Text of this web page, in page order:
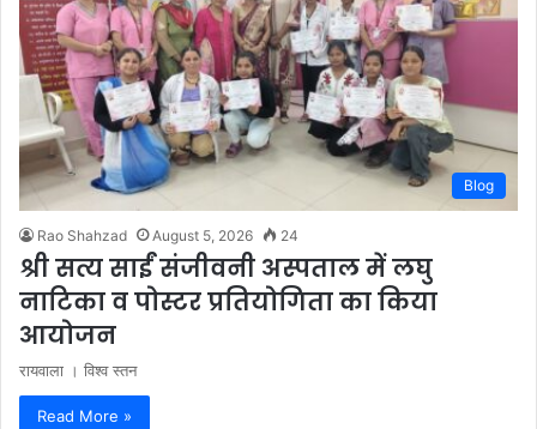
Blog
Rao Shahzad August 5, 2026 24
श्री सत्य साईं संजीवनी अस्पताल में लघु
नाटिका व पोस्टर प्रतियोगिता का किया
आयोजन
रायवाला । विश्व स्तन
Read More »